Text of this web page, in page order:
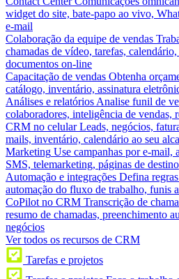
widget do site, bate-papo ao vivo,
e-mail
Colaboração da equipe de vendas
chamadas de vídeo, tarefas,
documentos on-line
Capacitação de vendas Obtenha
catálogo, inventário, assinatura
Análises e relatórios Analise funil de
colaboradores, inteligência de vendas,
CRM no celular Leads, negócios,
mails, inventário, calendário ao seu
Marketing Use campanhas por e-mail,
SMS, telemarketing, páginas de destino
Automação e integrações Defina
automação do fluxo de trabalho, funis
CoPilot no CRM Transcrição de
resumo de chamadas, preenchimento
negócios
Ver todos os recursos de CRM
Tarefas e projetos